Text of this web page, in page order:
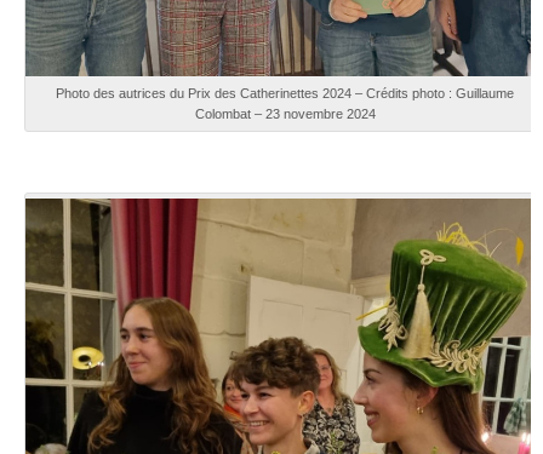
Photo des autrices du Prix des Catherinettes 2024 – Crédits photo : Guillaume
Colombat – 23 novembre 2024